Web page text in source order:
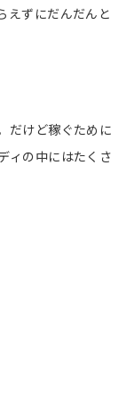
えずにだんだんと
だけど稼ぐために
ィの中にはたくさ